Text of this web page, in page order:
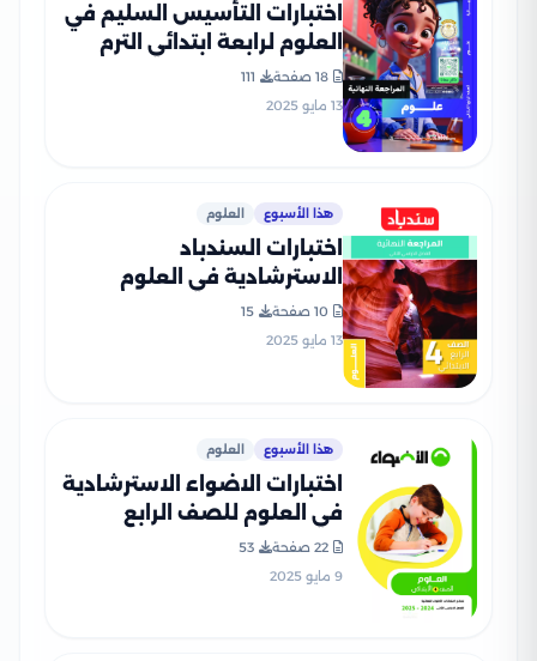
اختبارات التأسيس السليم في
العلوم لرابعة ابتدائي الترم
الثاني 2025 PDF بالاجابات
18 صفحة
111
13 مايو 2025
هذا الأسبوع العلوم
اختبارات السندباد
الاسترشادية في العلوم
للصف الرابع الابتدائي الترم
الثاني PDF بالاجابات
10 صفحة
15
13 مايو 2025
هذا الأسبوع العلوم
اختبارات الاضواء الاسترشادية
في العلوم للصف الرابع
PDF بالاجابات
22 صفحة
53
9 مايو 2025